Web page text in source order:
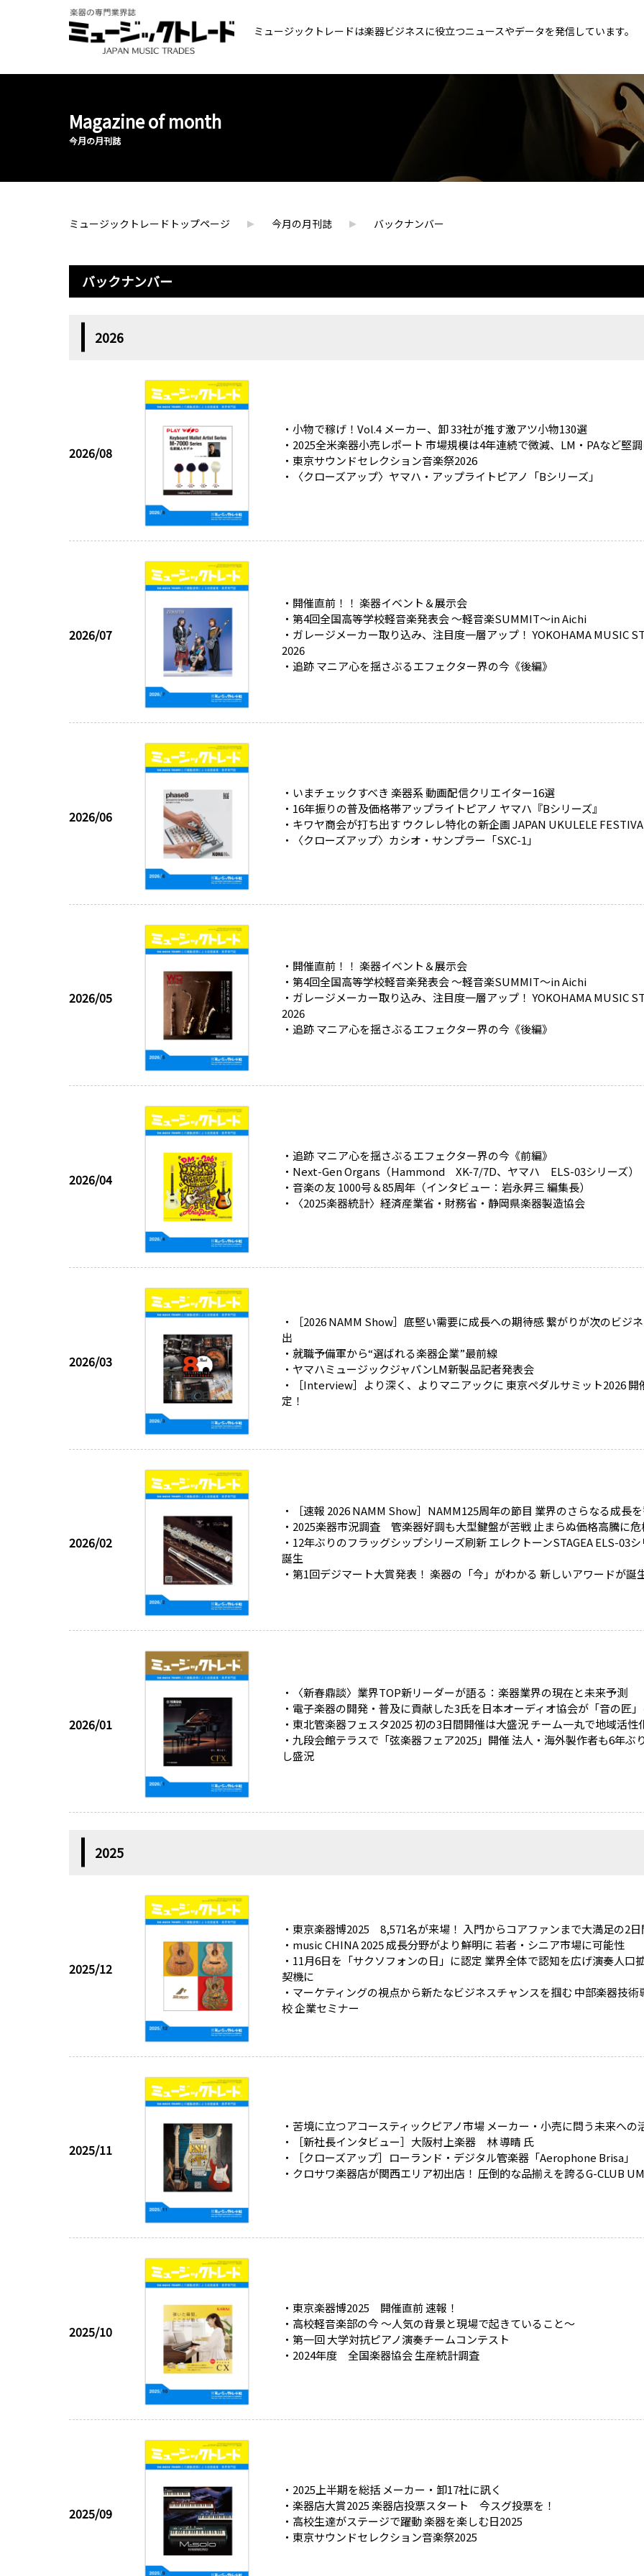
ミュージックトレードは楽器ビジネスに役立つニュースやデータを発信しています。
Magazine of month
今月の月刊誌
ミュージックトレードトップページ 今月の月刊誌 バックナンバー
バックナンバー
2026
2026/08
・小物で稼げ！Vol.4 メーカー、卸 33社が推す激アツ小物130選
・2025全米楽器小売レポート 市場規模は4年連続で微減、LM・PAなど堅
・東京サウンドセレクション音楽祭2026
・〈クローズアップ〉ヤマハ・アップライトピアノ「Bシリーズ」
2026/07
・開催直前！！ 楽器イベント＆展示会
・第4回全国高等学校軽音楽発表会 ～軽音楽SUMMIT～in Aichi
・ガレージメーカー取り込み、注目度一層アップ！ YOKOHAMA MUSIC
2026
・追跡 マニア心を揺さぶるエフェクター界の今《後編》
2026/06
・いまチェックすべき 楽器系 動画配信クリエイター16選
・16年振りの普及価格帯アップライトピアノ ヤマハ『Bシリーズ』
・キワヤ商会が打ち出す ウクレレ特化の新企画 JAPAN UKULELE
・〈クローズアップ〉カシオ・サンプラー「SXC-1」
2026/05
・開催直前！！ 楽器イベント＆展示会
・第4回全国高等学校軽音楽発表会 ～軽音楽SUMMIT～in Aichi
・ガレージメーカー取り込み、注目度一層アップ！ YOKOHAMA MUSIC
2026
・追跡 マニア心を揺さぶるエフェクター界の今《後編》
2026/04
・追跡 マニア心を揺さぶるエフェクター界の今《前編》
・Next-Gen Organs（Hammond XK-7/7D、ヤマハ ELS-03シリーズ）
・音楽の友 1000号＆85周年（インタビュー：岩永昇三 編集長）
・〈2025楽器統計〉経済産業省・財務省・静岡県楽器製造協会
2026/03
・［2026 NAMM Show］底堅い需要に成長への期待感 繋がりが次のビジ
出
・就職予備軍から“選ばれる楽器企業”最前線
・ヤマハミュージックジャパンLM新製品記者発表会
・［Interview］より深く、よりマニアックに 東京ペダルサミット2026 開
定！
2026/02
・［速報 2026 NAMM Show］NAMM125周年の節目 業界のさらなる成長
・2025楽器市況調査 管楽器好調も大型鍵盤が苦戦 止まらぬ価格高騰に
・12年ぶりのフラッグシップシリーズ刷新 エレクトーンSTAGEA ELS-03
誕生
・第1回デジマート大賞発表！ 楽器の「今」がわかる 新しいアワードが誕
2026/01
・〈新春鼎談〉業界TOP新リーダーが語る：楽器業界の現在と未来予測
・電子楽器の開発・普及に貢献した3氏を日本オーディオ協会が「音の匠
・東北管楽器フェスタ2025 初の3日間開催は大盛況 チーム一丸で地域活性
・九段会館テラスで「弦楽器フェア2025」開催 法人・海外製作者も6年ぶ
し盛況
2025
2025/12
・東京楽器博2025 8,571名が来場！ 入門からコアファンまで大満足の2日
・music CHINA 2025 成長分野がより鮮明に 若者・シニア市場に可能性
・11月6日を「サクソフォンの日」に認定 業界全体で認知を広げ演奏人口
契機に
・マーケティングの視点から新たなビジネスチャンスを掴む 中部楽器技術
校 企業セミナー
2025/11
・苦境に立つアコースティックピアノ市場 メーカー・小売に問う未来への
・［新社長インタビュー］大阪村上楽器 林 導晴 氏
・［クローズアップ］ローランド・デジタル管楽器「Aerophone Brisa」
・クロサワ楽器店が関西エリア初出店！ 圧倒的な品揃えを誇るG-CLUB
2025/10
・東京楽器博2025 開催直前 速報！
・高校軽音楽部の今 〜人気の背景と現場で起きていること〜
・第一回 大学対抗ピアノ演奏チームコンテスト
・2024年度 全国楽器協会 生産統計調査
2025/09
・2025上半期を総括 メーカー・卸17社に訊く
・楽器店大賞2025 楽器店投票スタート 今スグ投票を！
・高校生達がステージで躍動 楽器を楽しむ日2025
・東京サウンドセレクション音楽祭2025